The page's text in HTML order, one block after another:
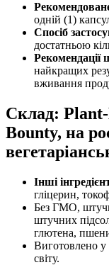
одній (1)
Спосіб
достатньою
Рекомендації
найкращих
вживання
Склад:
Bounty, на
Інші
гліцерин,
Без ГМО,
штучних
глютена,
Виготовлено у
світу.